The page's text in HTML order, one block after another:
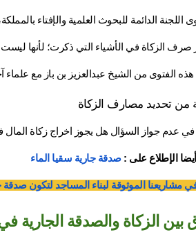
اللجنة الدائمة للبحوث العلمية والإفتاء
صرف الزكاة في الأشياء التي ذكرت؛ لأنها
الفتوى من الشيخ عبدالعزيز بن باز مع علماء
من تحديد مصارف الزكاة
عدم جواز السؤال هل يجوز اخراج زكاة المال
الإطلاع على : صدقة جارية سقيا الماء​
مشاريعنا الموثوقة لبناء المساجد لتكون
بين الزكاة والصدقة الجارية